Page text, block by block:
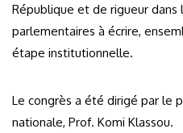
République et de rigueur
parlementaires à écrire,
étape institutionnelle.
Le congrès a été dirigé par le
nationale, Prof. Komi Klassou.